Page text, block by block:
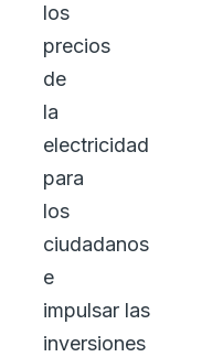
los
precios
de
la
electricidad
para
los
ciudadanos
e
impulsar las
inversiones